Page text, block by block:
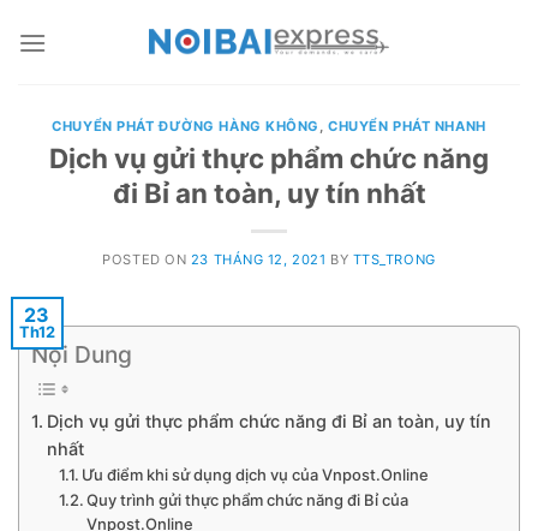
CHUYỂN PHÁT ĐƯỜNG HÀNG KHÔNG ,CHUYỂN PHÁT NHANH
Dịch vụ gửi thực phẩm chức năng
đi Bỉ an toàn, uy tín nhất
POSTED ON 23 THÁNG 12, 2021 BY TTS_TRONG
23
Th12
Nội Dung
Dịch vụ gửi thực phẩm chức năng đi Bỉ an toàn, uy tín
nhất
Ưu điểm khi sử dụng dịch vụ của Vnpost.Online
Quy trình gửi thực phẩm chức năng đi Bỉ của
Vnpost.Online